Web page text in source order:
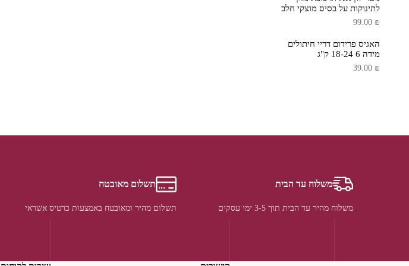
לתינוקות על בסיס מוצקי חלב
99.00 ₪
האגיס פרידום דריי חיתולים
מידה 6 18-24 ק"ג
39.00 ₪
משלוח עד הבית
משלוח מהיר עד הבית תוך 3-5 ימי עסקים
תשלום מאובטח
תשלום מהיר ומאובטח באמצעות כרטיס אשראי